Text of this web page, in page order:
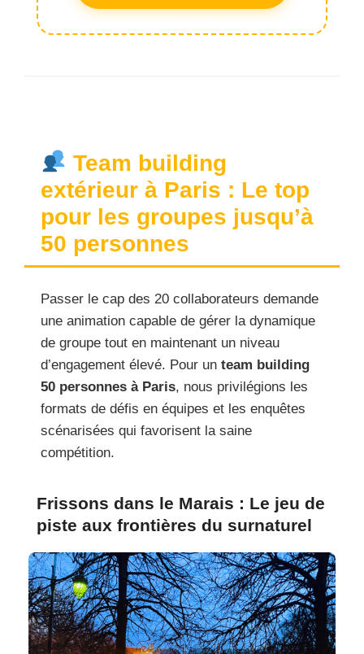
Team building
extérieur à Paris : Le top
pour les groupes jusqu’à
50 personnes
Passer le cap des 20 collaborateurs demande
une animation capable de gérer la dynamique
de groupe tout en maintenant un niveau
d’engagement élevé. Pour un team building
50 personnes à Paris, nous privilégions les
formats de défis en équipes et les enquêtes
scénarisées qui favorisent la saine
compétition.
Frissons dans le Marais : Le jeu de
piste aux frontières du surnaturel